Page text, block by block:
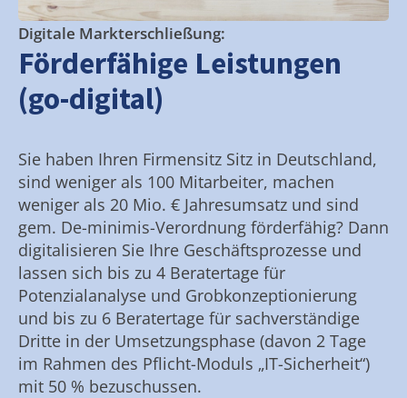
Digitale Markterschließung:
Förderfähige Leistungen
(go-digital)
Sie haben Ihren Firmensitz Sitz in Deutschland,
sind weniger als 100 Mitarbeiter, machen
weniger als 20 Mio. € Jahresumsatz und sind
gem. De-minimis-Verordnung förderfähig? Dann
digitalisieren Sie Ihre Geschäftsprozesse und
lassen sich bis zu 4 Beratertage für
Potenzialanalyse und Grobkonzeptionierung
und bis zu 6 Beratertage für sachverständige
Dritte in der Umsetzungsphase (davon 2 Tage
im Rahmen des Pflicht-Moduls „IT-Sicherheit“)
mit 50 % bezuschussen.